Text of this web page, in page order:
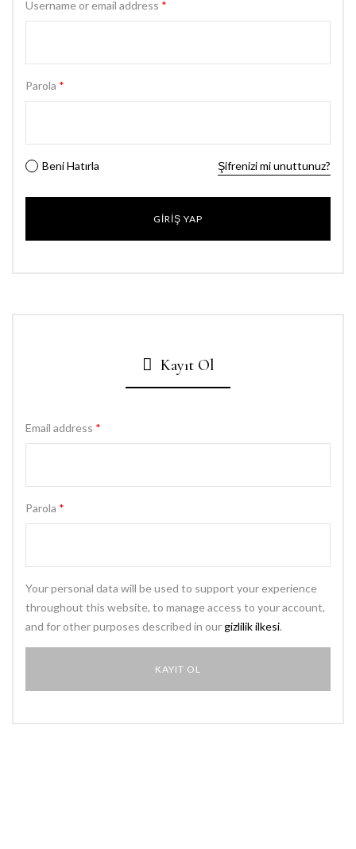
Username or email address *
Parola *
Beni Hatırla Şifrenizi mi unuttunuz?
Kayıt Ol
Email address *
Parola *
Your personal data will be used to support your experience
throughout this website, to manage access to your account,
and for other purposes described in ourgizlilik ilkesi.